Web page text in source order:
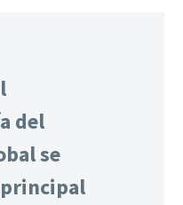
del
se